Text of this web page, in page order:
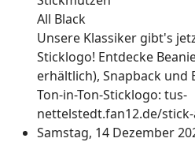
Unsere Klassiker gibt's
Sticklogo! Entdecke
erhältlich), Snapback und
Ton-in-Ton-Sticklogo: tus-
nettelstedt.fan12.de/
Samstag, 14 Dezember